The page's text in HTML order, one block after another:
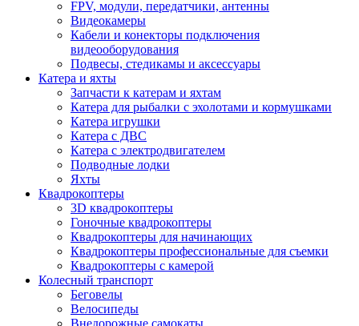
FPV, модули, передатчики, антенны
Видеокамеры
Кабели и конекторы подключения
видеооборудования
Подвесы, стедикамы и аксессуары
Катера и яхты
Запчасти к катерам и яхтам
Катера для рыбалки с эхолотами и кормушками
Катера игрушки
Катера с ДВС
Катера с электродвигателем
Подводные лодки
Яхты
Квадрокоптеры
3D квадрокоптеры
Гоночные квадрокоптеры
Квадрокоптеры для начинающих
Квадрокоптеры профессиональные для съемки
Квадрокоптеры с камерой
Колесный транспорт
Беговелы
Велосипеды
Внедорожные самокаты